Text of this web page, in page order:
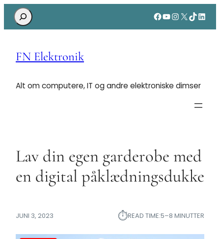
Search Facebook
YouTube
Instagram
X TikTok
FN Elektronik
Alt om computere, IT og andre elektroniske dimser
Lav din egen garderobe med
en digital påklædningsdukke
JUNI 3, 2023 ⏱︎READ TIME:5–8 MINUTTER